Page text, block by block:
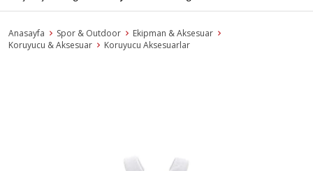
Anasayfa Spor & Outdoor
Ekipman & Aksesuar
Koruyucu & Aksesuar
Koruyucu Aksesuarlar